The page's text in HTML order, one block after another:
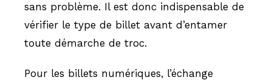
sans problème. Il est donc indispensable de
vérifier le type de billet avant d’entamer
toute démarche de troc.
Pour les billets numériques, l’échange